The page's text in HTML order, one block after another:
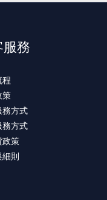
務
策
方式
方式
政策
則